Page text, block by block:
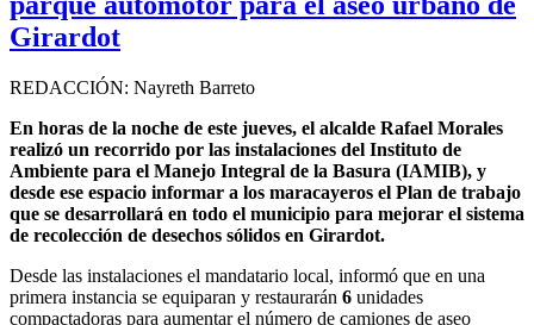
Girardot
REDACCIÓN: Nayreth Barreto
En horas de la noche de este jueves, el alcalde Rafael Morales
realizó un recorrido por las instalaciones del Instituto de
Ambiente para el Manejo Integral de la Basura (IAMIB), y
desde ese espacio informar a los maracayeros el Plan de trabajo
que se desarrollará en todo el municipio para mejorar el sistema
de recolección de desechos sólidos en Girardot.
Desde las instalaciones el mandatario local, informó que en una
primera instancia se equiparan y restaurarán 6 unidades
compactadoras para aumentar el número de camiones de aseo